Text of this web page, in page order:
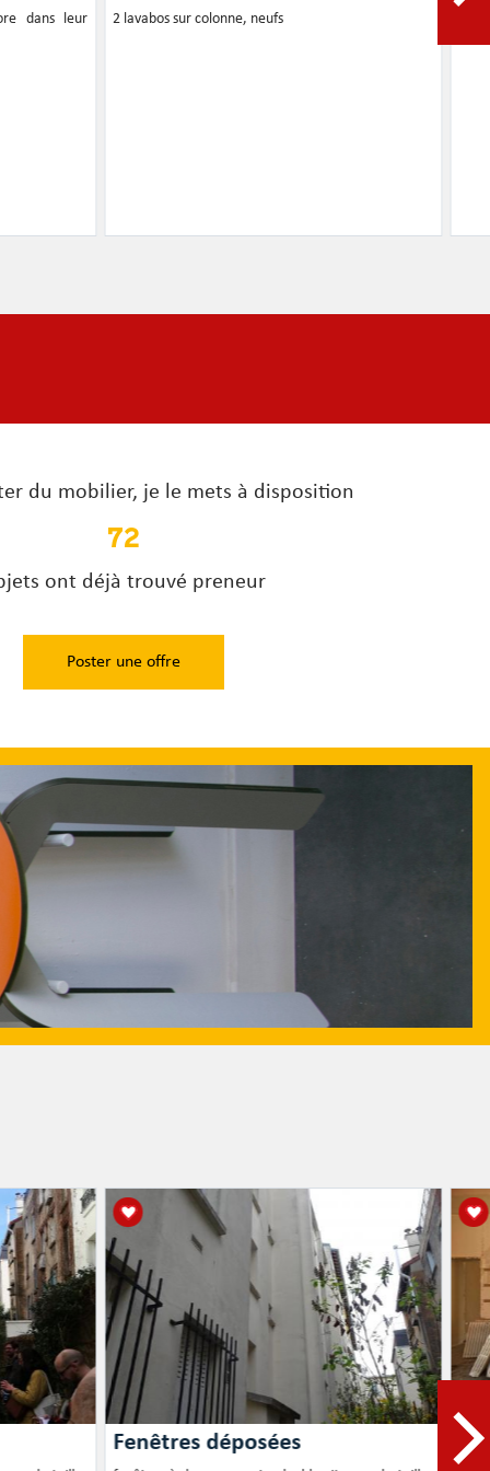
dans leur
2 lavabos sur colonne, neufs
du mobilier, je le mets à disposition
72
ont déjà trouvé preneur
Poster une offre
Fenêtres déposées